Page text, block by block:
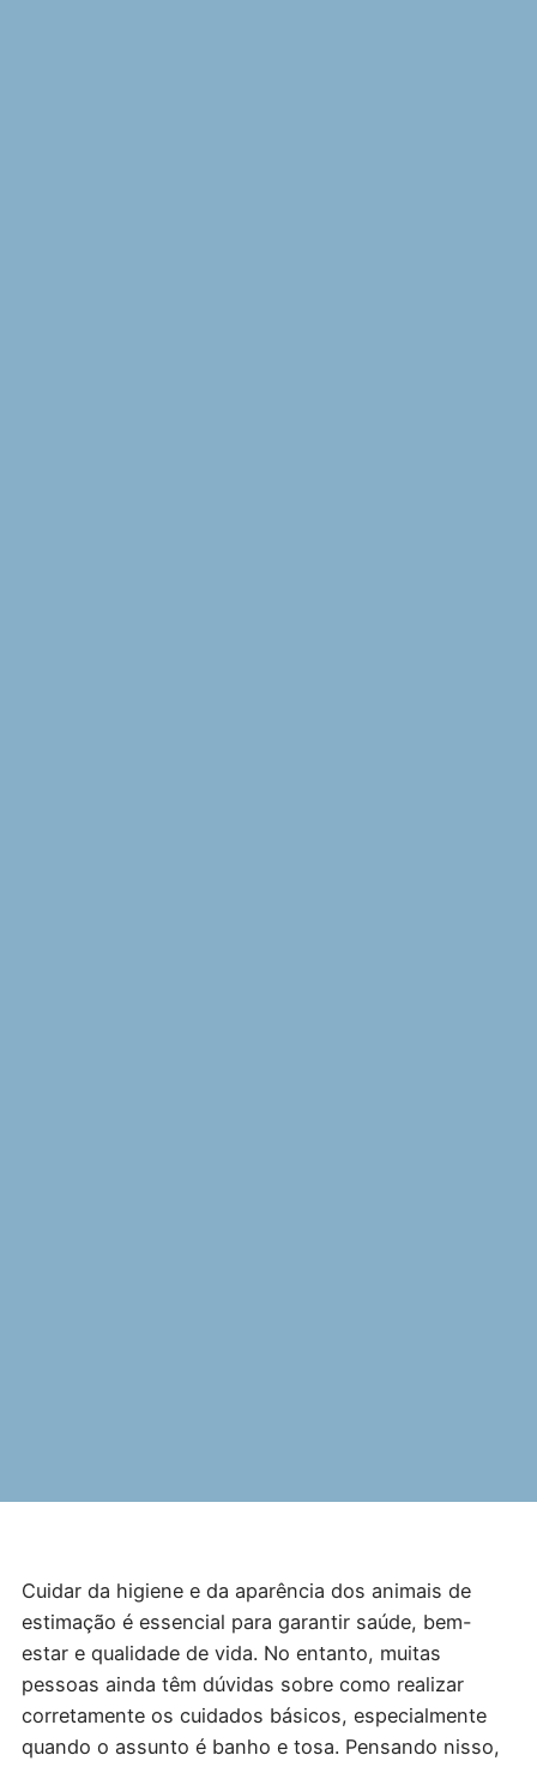
Cuidar da higiene e da aparência dos animais de
estimação é essencial para garantir saúde, bem-
estar e qualidade de vida. No entanto, muitas
pessoas ainda têm dúvidas sobre como realizar
corretamente os cuidados básicos, especialmente
quando o assunto é banho e tosa. Pensando nisso,